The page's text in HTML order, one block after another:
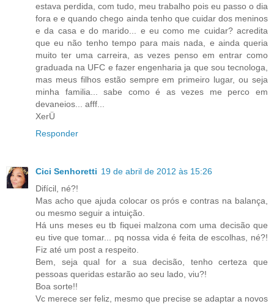
estava perdida, com tudo, meu trabalho pois eu passo o dia
fora e e quando chego ainda tenho que cuidar dos meninos
e da casa e do marido... e eu como me cuidar? acredita
que eu não tenho tempo para mais nada, e ainda queria
muito ter uma carreira, as vezes penso em entrar como
graduada na UFC e fazer engenharia ja que sou tecnologa,
mas meus filhos estão sempre em primeiro lugar, ou seja
minha familia... sabe como é as vezes me perco em
devaneios... afff...
XerÜ
Responder
Cici Senhoretti 19 de abril de 2012 às 15:26
Difícil, né?!
Mas acho que ajuda colocar os prós e contras na balança,
ou mesmo seguir a intuição.
Há uns meses eu tb fiquei malzona com uma decisão que
eu tive que tomar... pq nossa vida é feita de escolhas, né?!
Fiz até um post a respeito.
Bem, seja qual for a sua decisão, tenho certeza que
pessoas queridas estarão ao seu lado, viu?!
Boa sorte!!
Vc merece ser feliz, mesmo que precise se adaptar a novos